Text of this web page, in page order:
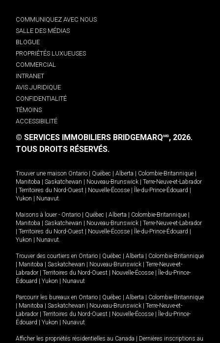
COMMUNIQUEZ AVEC NOUS
SALLE DES MÉDIAS
BLOGUE
PROPRIÉTÉS LUXUEUSES
COMMERCIAL
INTRANET
AVIS JURIDIQUE
CONFIDENTIALITÉ
TÉMOINS
ACCESSIBILITÉ
© SERVICES IMMOBILIERS BRIDGEMARQMD, 2026.
TOUS DROITS RÉSERVÉS.
Trouver une maison Ontario Québec Alberta Colombie-Britannique
Manitoba
Saskatchewan Nouveau-Brunswick
Terre-Neuve-et-Labrador
Territoires du Nord-Ouest Nouvelle-Écosse Île-du-Prince-Édouard
Yukon
Nunavut.
Maisons à louer - Ontario Québec Alberta Colombie-Britannique
Manitoba
Saskatchewan Nouveau-Brunswick
Terre-Neuve-et-Labrador
Territoires du Nord-Ouest Nouvelle-Écosse Île-du-Prince-Édouard
Yukon
Nunavut.
Trouver des courtiers en Ontario Québec Alberta
Colombie-Britannique
Manitoba Saskatchewan Nouveau-Brunswick
Terre-Neuve-et-
Labrador
Territoires du Nord-Ouest Nouvelle-Écosse
Île-du-Prince-
Édouard
Yukon Nunavut
Parcourir les bureaux en Ontario Québec Alberta
Colombie-Britannique
Manitoba Saskatchewan Nouveau-Brunswick
Terre-Neuve-et-
Labrador
Territoires du Nord-Ouest Nouvelle-Écosse
Île-du-Prince-
Édouard
Yukon Nunavut
Afficher les propriétés résidentielles au Canada
Dernières inscriptions au